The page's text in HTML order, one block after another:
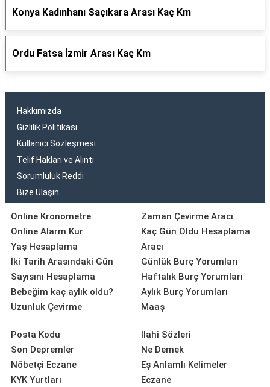
Konya Kadınhanı Saçıkara Arası Kaç Km
Ordu Fatsa İzmir Arası Kaç Km
Hakkımızda
Gizlilik Politikası
Kullanıcı Sözleşmesi
Telif Hakları ve Alıntı
Sorumluluk Reddi
Bize Ulaşın
Online Kronometre
Online Alarm Kur
Yaş Hesaplama
İki Tarih Arasındaki Gün
Sayısını Hesaplama
Bebeğim kaç aylık oldu?
Uzunluk Çevirme
Zaman Çevirme Aracı
Kaç Gün Oldu Hesaplama
Aracı
Günlük Burç Yorumları
Haftalık Burç Yorumları
Aylık Burç Yorumları
Maaş
Posta Kodu
Son Depremler
Nöbetçi Eczane
KYK Yurtları
İlahi Sözleri
Ne Demek
Eş Anlamlı Kelimeler
Eczane